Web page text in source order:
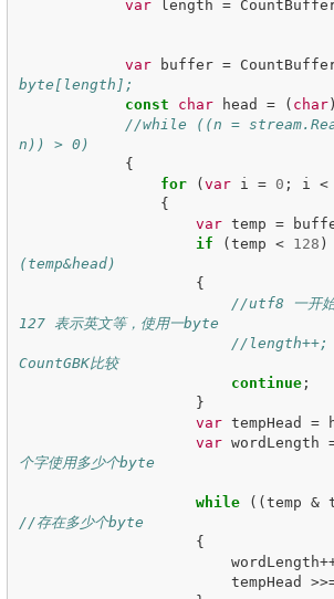
var length =
var buffer =
byte[length];
const
char head = ( char)
//while ((n =
n)) > 0)
{
for
(var i = 0 ; i <
{
var temp =
if
(temp < 128 )
(temp&head)
{
//utf8 一开始
127 表示英文等，使用一byte
//length++;
CountGBK比较
continue;
}
var tempHead =
var wordLength
个字使用多少个byte
while ((temp &
//存在多少个byte
{
wordLength
tempHead